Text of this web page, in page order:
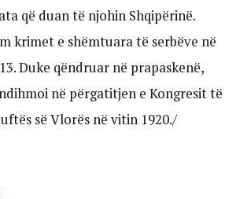
që duan të njohin Shqipërinë.
krimet e shëmtuara të serbëve në
Duke qëndruar në prapaskenë,
në përgatitjen e Kongresit të
së Vlorës në vitin 1920./